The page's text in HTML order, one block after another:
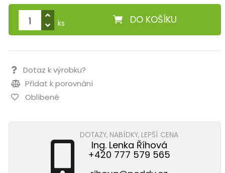
DO KOŠÍKU
ks
Dotaz k výrobku?
Přidat k porovnání
Oblíbené
DOTAZY, NABÍDKY, LEPŠÍ CENA
Ing. Lenka Říhová
+420 777 579 565